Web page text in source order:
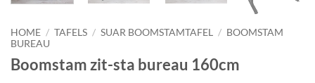
HOME / TAFELS / SUAR BOOMSTAMTAFEL / BOOMSTAM
BUREAU
Boomstam zit-sta bureau 160cm